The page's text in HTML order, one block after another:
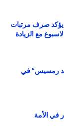
يؤكد صرف مرتبات
مع الزيادة
رمسيس” في
في الأمة